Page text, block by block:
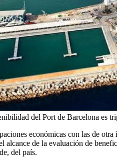
del Port de Barcelona es
económicas con las de
alcance de la evaluación de
del país.